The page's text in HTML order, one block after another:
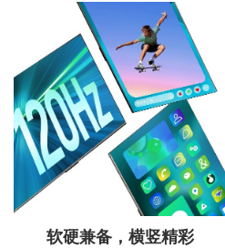
软硬兼备，横竖精彩